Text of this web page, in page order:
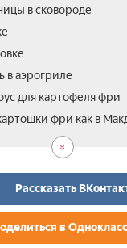
в сковороде
в аэрогриле
для картофеля фри
фри как в
Рассказать
в